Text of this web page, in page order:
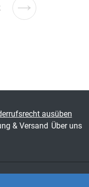
Nächste
ausüben
& Versand Über uns